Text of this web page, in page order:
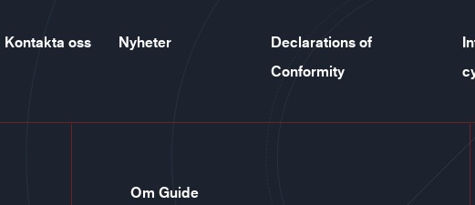
Kontakta oss Nyheter
Declarations of
Conformity
Om Guide